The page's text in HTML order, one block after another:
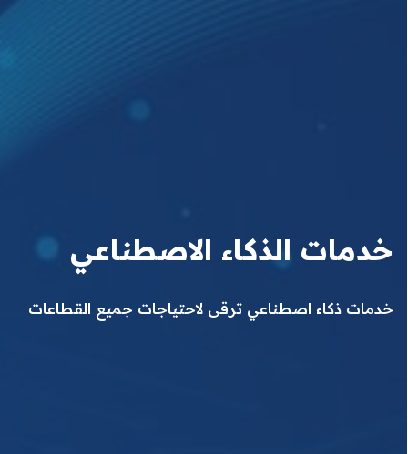
خدمات الذكاء الاصطناعي
خدمات ذكاء اصطناعي ترقى لاحتياجات جميع القطاعات